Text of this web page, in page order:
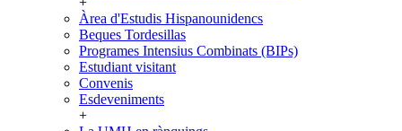
Àrea d'Estudis Hispanounidencs
Beques Tordesillas
Programes Intensius Combinats (BIPs)
Estudiant visitant
Convenis
Esdeveniments
+